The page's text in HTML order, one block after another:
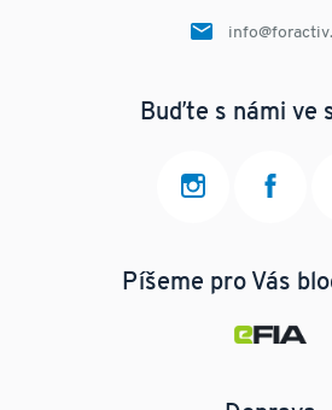
Buďte s námi ve
Píšeme pro Vás